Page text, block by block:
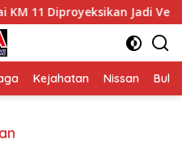
11 Diproyeksikan Jadi Venue
Kejahatan Nissan